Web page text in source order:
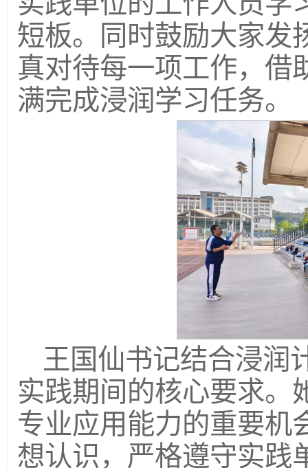
短板。同时鼓励大家发
真对待每一项工作，借
满完成浸润学习任务。
王国仙书记结合浸润
实践期间的核心要求。
专业应用能力的重要机
想认识，严格遵守实践